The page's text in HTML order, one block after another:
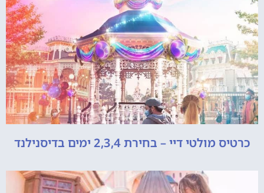
כרטיס מולטי דיי – בחירת 2,3,4 ימים בדיסנילנד